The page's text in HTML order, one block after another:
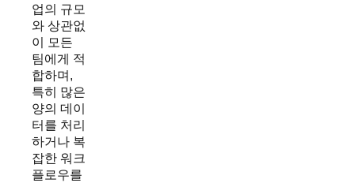
업의 규모
와 상관없
이 모든
팀에게 적
합하며,
특히 많은
양의 데이
터를 처리
하거나 복
잡한 워크
플로우를